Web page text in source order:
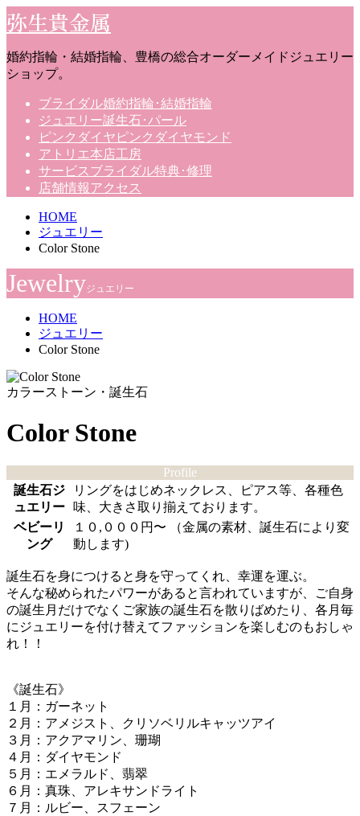
弥生貴金属
婚約指輪・結婚指輪、豊橋の総合オーダーメイドジュエリー
ショップ。
ブライダル婚約指輪･結婚指輪
ジュエリー誕生石･パール
ピンクダイヤ ピンクダイヤモンド
アトリエ本店工房
サービス ブライダル特典･修理
店舗情報アクセス
HOME
ジュエリー
Color Stone
Jewelryジュエリー
HOME
ジュエリー
Color Stone
カラーストーン・誕生石
Color Stone
Profile
誕生石ジ
ュエリー
リングをはじめネックレス、ピアス等、各種色
味、大きさ取り揃えております。
ベビーリ
ング
１０,０００円〜 （金属の素材、誕生石により変
動します)
誕生石を身につけると身を守ってくれ、幸運を運ぶ。
そんな秘められたパワーがあると言われていますが、ご自身
の誕生月だけでなくご家族の誕生石を散りばめたり、各月毎
にジュエリーを付け替えてファッションを楽しむのもおしゃ
れ！！
《誕生石》
１月：ガーネット
２月：アメジスト、クリソベリルキャッツアイ
３月：アクアマリン、珊瑚
４月：ダイヤモンド
５月：エメラルド、翡翠
６月：真珠、アレキサンドライト
７月：ルビー、スフェーン